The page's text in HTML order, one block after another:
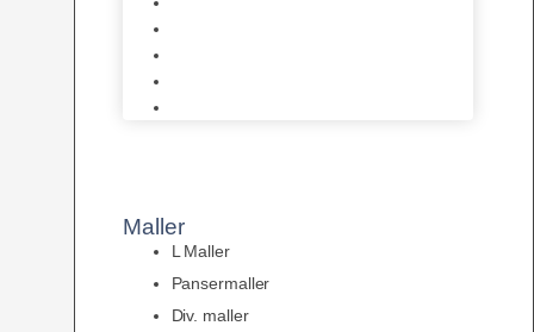
Maller
L Maller
Pansermaller
Div. maller